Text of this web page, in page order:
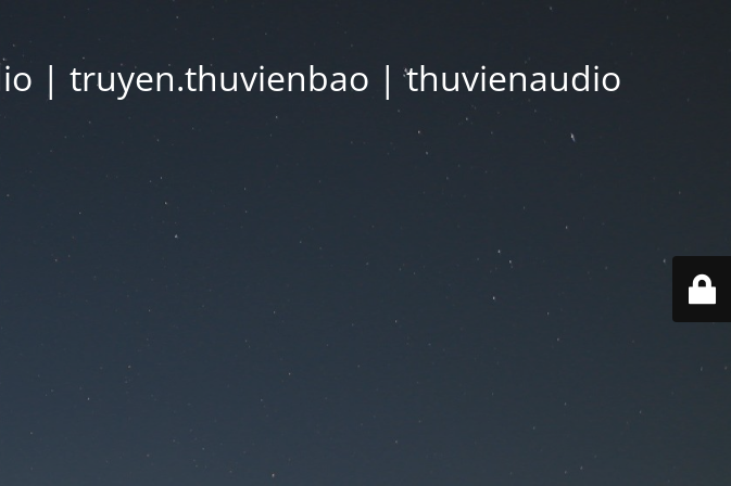
| truyen.thuvienbao | thuvienaudio